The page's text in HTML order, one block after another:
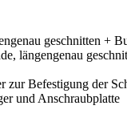
geschnitten +
längengenau
zur Befestigung der
und Anschraubplatte